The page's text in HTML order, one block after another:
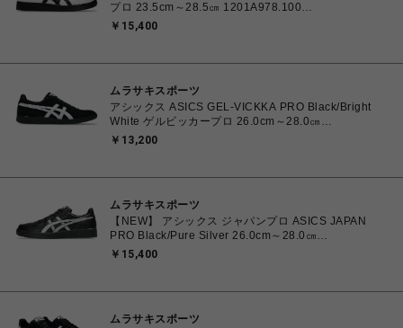
プロ 23.5cm～28.5㎝ 1201A978.100
4550457071079 メンズ レディース スニーカー スケ
￥15,400
ムラサキスポーツ
アシックス ASICS GEL-VICKKA PRO Black/Bright
White ゲルビッカープロ 26.0cm～28.0㎝
1201A486.006 4570158997553 メンズ スニーカー
￥13,200
ムラサキスポーツ
【NEW】 アシックス ジャパンプロ ASICS JAPAN
PRO Black/Pure Silver 26.0cm～28.0㎝
1203B205.001 4573690068224 メンズ スニーカー
￥15,400
ムラサキスポーツ